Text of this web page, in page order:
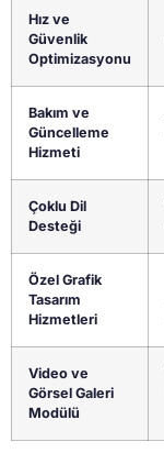
Hız ve
Güvenlik
Optimizasyonu
Bakım ve
Güncelleme
Hizmeti
Çoklu Dil
Desteği
Özel Grafik
Tasarım
Hizmetleri
Video ve
Görsel Galeri
Modülü